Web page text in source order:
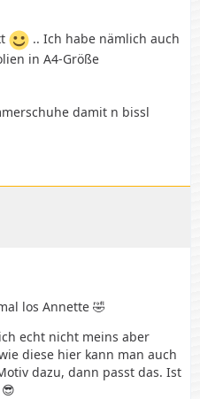
.. Ich habe nämlich auch
in A4-Größe
damit n bissl
los Annette 🤣
echt nicht meins aber
diese hier kann man auch
dazu, dann passt das. Ist